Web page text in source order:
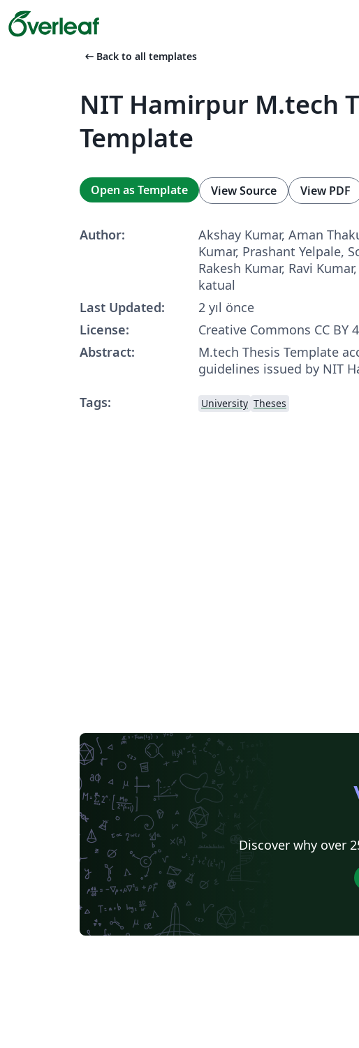
arrow_left_alt Back to all templates
NIT Hamirpur M.tech
Template
Open as Template View Source View PDF
Author:
Akshay Kumar, Aman
Kumar, Prashant Yelpale,
Rakesh Kumar, Ravi
katual
Last Updated:
2 yıl önce
License:
Creative Commons CC BY
Abstract:
M.tech Thesis Template
guidelines issued by NIT
Tags:
University Theses
Discover why over